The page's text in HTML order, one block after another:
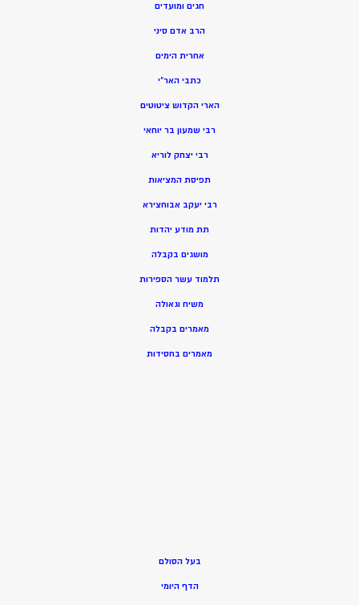
חגים ומועדים
הרב אדם סיני
אחרית הימים
כתבי האר”י
הארי הקדוש ציטוטים
רבי שמעון בר יוחאי
רבי יצחק לוריא
תפיסת המציאות
רבי יעקב אבוחצירא
תת מודע יהדות
מושגים בקבלה
תלמוד עשר הספירות
משיח וגאולה
מאמרים בקבלה
מאמרים בחסידות
בעל הסולם
הדף היומי